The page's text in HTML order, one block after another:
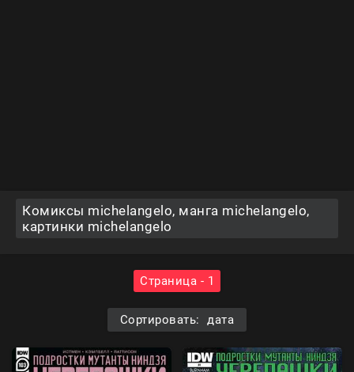
Комиксы michelangelo, манга michelangelo,
картинки michelangelo
Страница - 1
Сортировать: дата